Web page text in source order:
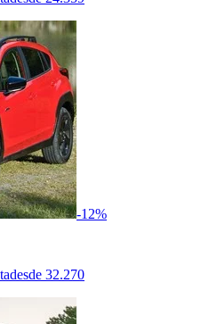
-12%
desde 32.270